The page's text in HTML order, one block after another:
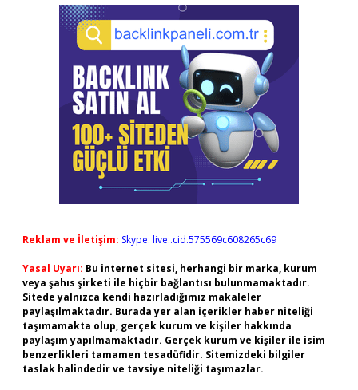
Reklam ve İletişim: Skype: live:.cid.575569c608265c69
Yasal Uyarı: Bu internet sitesi, herhangi bir marka, kurum
veya şahıs şirketi ile hiçbir bağlantısı bulunmamaktadır.
Sitede yalnızca kendi hazırladığımız makaleler
paylaşılmaktadır. Burada yer alan içerikler haber niteliği
taşımamakta olup, gerçek kurum ve kişiler hakkında
paylaşım yapılmamaktadır. Gerçek kurum ve kişiler ile isim
benzerlikleri tamamen tesadüfidir. Sitemizdeki bilgiler
taslak halindedir ve tavsiye niteliği taşımazlar.